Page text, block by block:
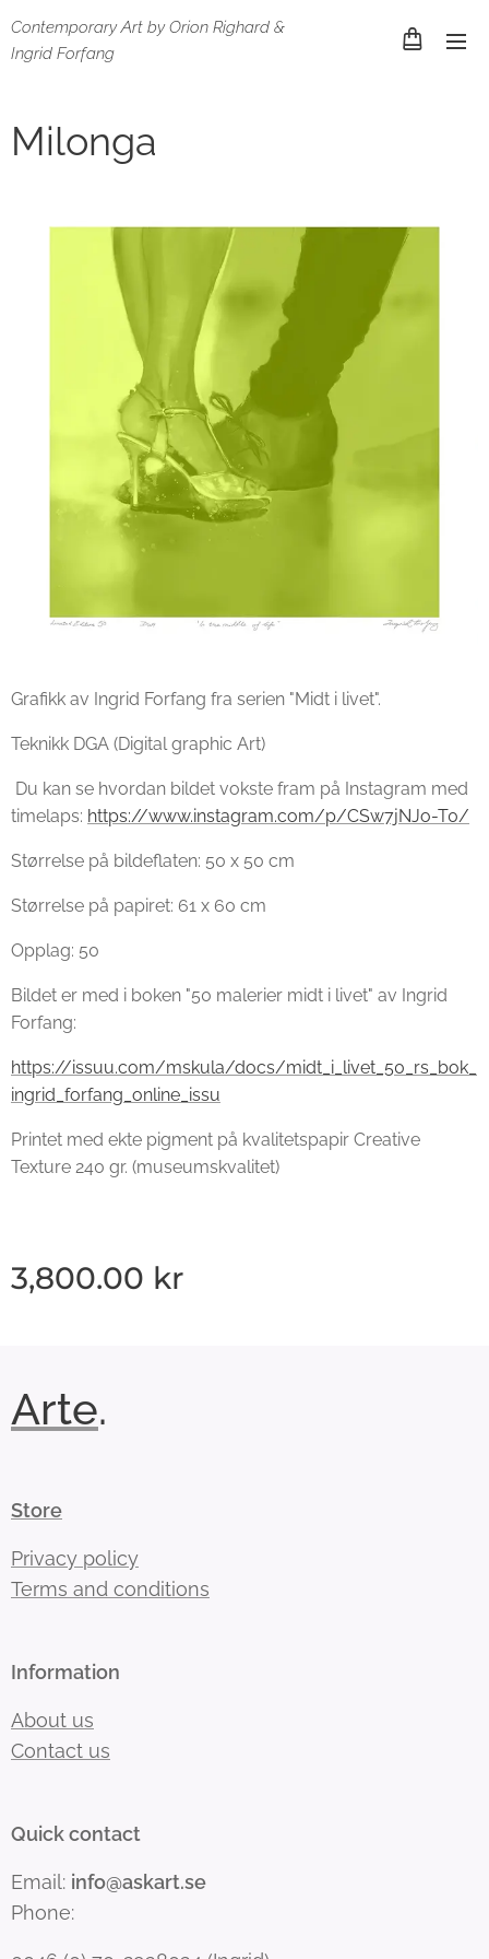
Contemporary Art by Orion Righard &
Ingrid Forfang
Milonga
Grafikk av Ingrid Forfang fra serien "Midt i livet".
Teknikk DGA (Digital graphic Art)
Du kan se hvordan bildet vokste fram på Instagram med
timelaps: https://www.instagram.com/p/CSw7jNJo-T0/
Størrelse på bildeflaten: 50 x 50 cm
Størrelse på papiret: 61 x 60 cm
Opplag: 50
Bildet er med i boken "50 malerier midt i livet" av Ingrid
Forfang:
https://issuu.com/mskula/docs/midt_i_livet_50_rs_bok_
ingrid_forfang_online_issu
Printet med ekte pigment på kvalitetspapir Creative
Texture 240 gr. (museumskvalitet)
3,800.00 kr
Arte.
Store
Privacy policy
Terms and conditions
Information
About us
Contact us
Quick contact
Email: info@askart.se
Phone: